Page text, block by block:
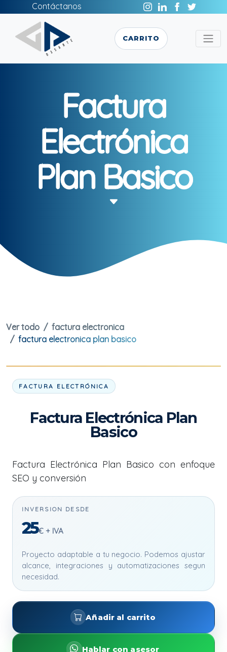
Contáctanos
CARRITO
Factura
Electrónica
Plan Basico
Ver todo
factura electronica
factura electronica plan basico
FACTURA ELECTRÓNICA
Factura Electrónica Plan
Basico
Factura Electrónica Plan Basico con enfoque
SEO y conversión
INVERSION DESDE
25€ + IVA
Proyecto adaptable a tu negocio. Podemos ajustar
alcance, integraciones y automatizaciones segun
necesidad.
Añadir al carrito
Hablar con asesor